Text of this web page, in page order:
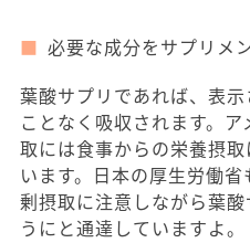
必要な成分をサプリメ
葉酸サプリであれば、表
ことなく吸収されます。
取には食事からの栄養摂
います。日本の厚生労働
剰摂取に注意しながら葉
うにと通達していますよ。